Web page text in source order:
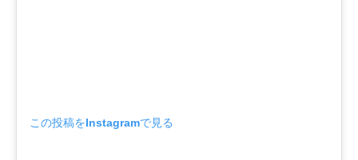
この投稿をInstagramで見る